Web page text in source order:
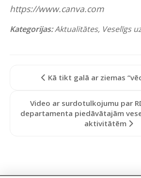
https://www.canva.com
Kategorijas:Aktualitātes, Veselīgs
Kā tikt galā ar ziemas
Video ar surdotulkojumu par
departamenta piedāvātajām
aktivitātēm